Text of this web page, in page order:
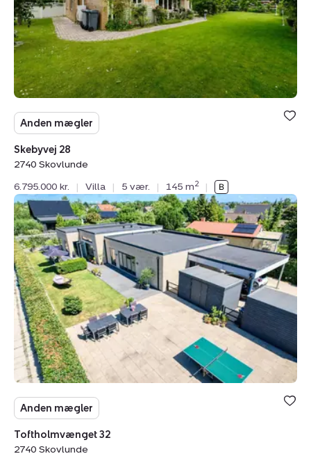
Anden mægler
Skebyvej 28
2740 Skovlunde
6.795.000 kr.
| Villa | 5 vær. | 145 m2 |
Villa:
Toftholmvænget
32,
2740
Skovlunde
Anden mægler
Toftholmvænget 32
2740 Skovlunde